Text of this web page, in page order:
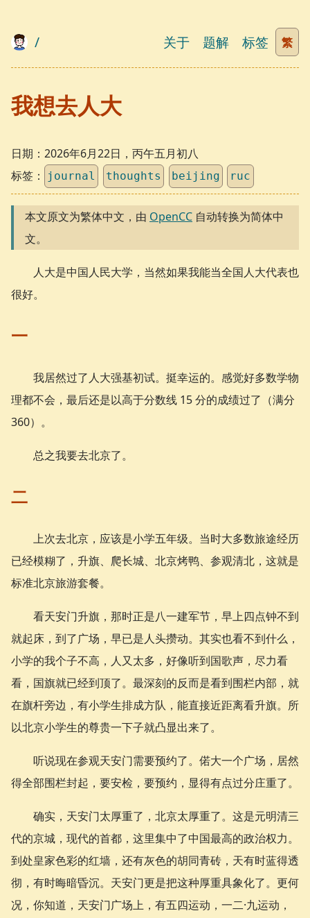
/ 关于 题解 标签 繁
我想去人大
日期： 2026年6月22日，丙午五月初八
标签：
journal thoughts beijing ruc
本文原文为繁体中文，由 OpenCC 自动转换为简体中
文。
人大是中国人民大学，当然如果我能当全国人大代表也
很好。
一
我居然过了人大强基初试。挺幸运的。感觉好多数学物
理都不会，最后还是以高于分数线 15 分的成绩过了（满分
360）。
总之我要去北京了。
二
上次去北京，应该是小学五年级。当时大多数旅途经历
已经模糊了，升旗、爬长城、北京烤鸭、参观清北，这就是
标准北京旅游套餐。
看天安门升旗，那时正是八一建军节，早上四点钟不到
就起床，到了广场，早已是人头攒动。其实也看不到什么，
小学的我个子不高，人又太多，好像听到国歌声，尽力看
看，国旗就已经到顶了。最深刻的反而是看到围栏内部，就
在旗杆旁边，有小学生排成方队，能直接近距离看升旗。所
以北京小学生的尊贵一下子就凸显出来了。
听说现在参观天安门需要预约了。偌大一个广场，居然
得全部围栏封起，要安检，要预约，显得有点过分庄重了。
确实，天安门太厚重了，北京太厚重了。这是元明清三
代的京城，现代的首都，这里集中了中国最高的政治权力。
到处皇家色彩的红墙，还有灰色的胡同青砖，天有时蓝得透
彻，有时晦暗昏沉。天安门更是把这种厚重具象化了。更何
况，你知道，天安门广场上，有五四运动，一二·九运动，